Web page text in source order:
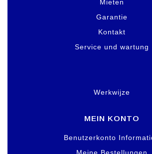
Mieten
Garantie
Kontakt
Service und wartung
Werkwijze
MEIN KONTO
Benutzerkonto